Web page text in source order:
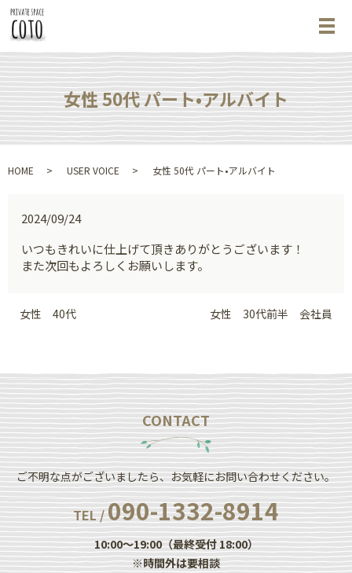
メ
女性 50代 パート•アルバイト
HOME USER VOICE 女性 50代 パート•アルバイト
2024/09/24
いつもきれいに仕上げて頂きありがとうございます！
また次回もよろしくお願いします。
女性 40代 女性 30代前半 会社員
CONTACT
ご不明な点がございましたら、お気軽にお問い合わせください。
TEL /090-1332-8914
10:00～19:00（最終受付 18:00）
※時間外は要相談